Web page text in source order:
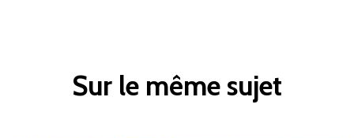
Sur le même sujet